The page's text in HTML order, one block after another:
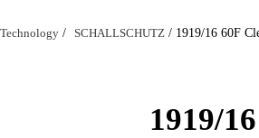
Technology / SCHALLSCHUTZ / 1919/16 60F
1919/16